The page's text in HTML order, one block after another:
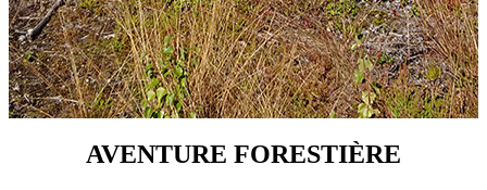
AVENTURE FORESTIÈRE